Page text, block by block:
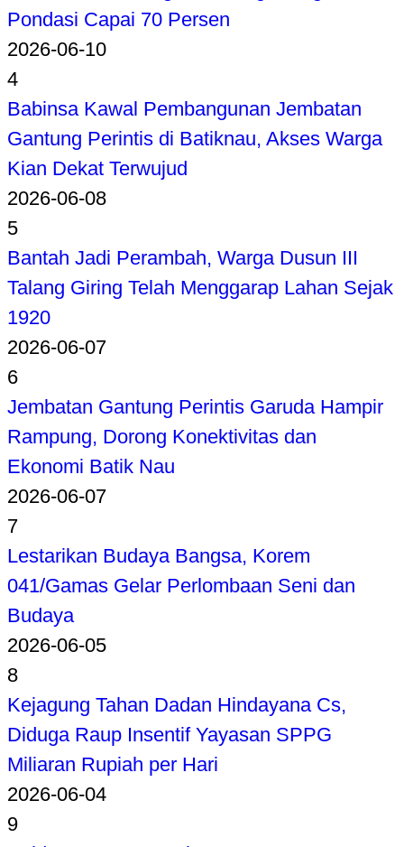
Pondasi Capai 70 Persen
2026-06-10
4
Babinsa Kawal Pembangunan Jembatan
Gantung Perintis di Batiknau, Akses Warga
Kian Dekat Terwujud
2026-06-08
5
Bantah Jadi Perambah, Warga Dusun III
Talang Giring Telah Menggarap Lahan Sejak
1920
2026-06-07
6
Jembatan Gantung Perintis Garuda Hampir
Rampung, Dorong Konektivitas dan
Ekonomi Batik Nau
2026-06-07
7
Lestarikan Budaya Bangsa, Korem
041/Gamas Gelar Perlombaan Seni dan
Budaya
2026-06-05
8
Kejagung Tahan Dadan Hindayana Cs,
Diduga Raup Insentif Yayasan SPPG
Miliaran Rupiah per Hari
2026-06-04
9